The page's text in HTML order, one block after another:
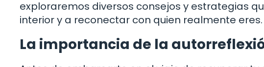
exploraremos diversos consejos y estrategias
interior y a reconectar con quien realmente eres.
La importancia de la